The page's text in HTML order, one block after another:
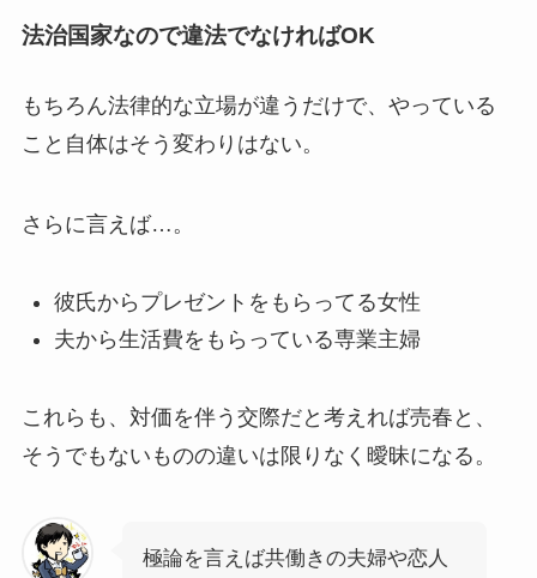
法治国家なので違法でなければOK
もちろん法律的な立場が違うだけで、やっている
こと自体はそう変わりはない。
さらに言えば…。
彼氏からプレゼントをもらってる女性
夫から生活費をもらっている専業主婦
これらも、対価を伴う交際だと考えれば売春と、
そうでもないものの違いは限りなく曖昧になる。
極論を言えば共働きの夫婦や恋人